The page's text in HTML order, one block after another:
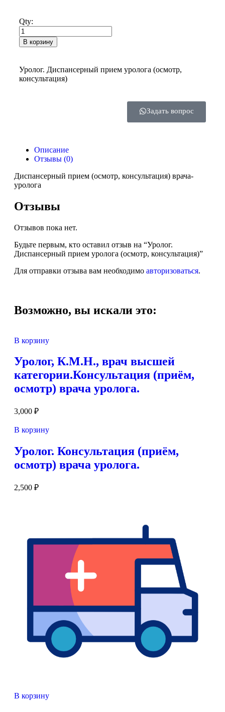
Qty:
В корзину
Уролог. Диспансерный прием уролога (осмотр,
консультация)
Задать вопрос
Описание
Отзывы (0)
Диспансерный прием (осмотр, консультация) врача-
уролога
Отзывы
Отзывов пока нет.
Будьте первым, кто оставил отзыв на “Уролог.
Диспансерный прием уролога (осмотр, консультация)”
Для отправки отзыва вам необходимо авторизоваться.
Возможно, вы искали это:
В корзину
Уролог, К.М.Н., врач высшей
категории.Консультация (приём,
осмотр) врача уролога.
3,000 ₽
В корзину
Уролог. Консультация (приём,
осмотр) врача уролога.
2,500 ₽
В корзину